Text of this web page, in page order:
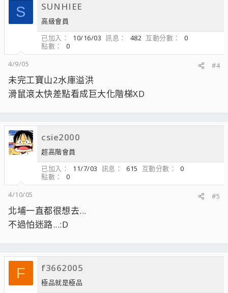
S SUNHIEE
高級會員
已加入
10/16/03 訊息 482 互動分數
0
點數
0
4/9/05
#4
未完工寶山2水庫溢洪
滑鼠滾太快差點看成巨大化階梯XD
csie2000
超高階會員
已加入
11/7/03 訊息 615 互動分數
0
點數
0
4/10/05
#5
北埔一直都很想去...
不過怕迷路...:D
F f3662005
極品就是極品